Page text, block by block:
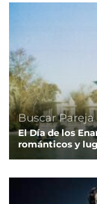
Buscar
El Día de los
románticos y